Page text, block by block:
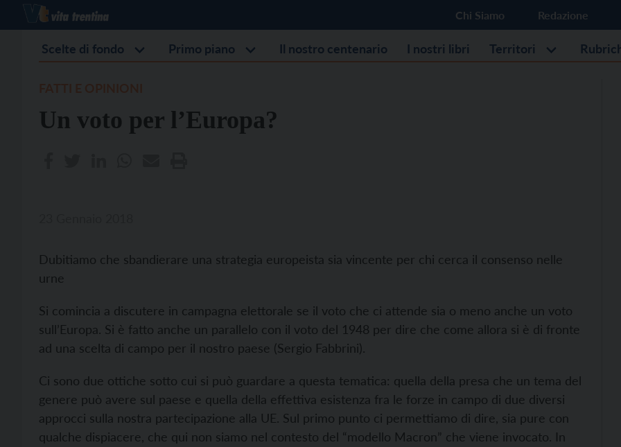
Chi Siamo Redazione
Scelte di fondo Primo piano Il nostro centenario I nostri libri Territori
Un voto per l’Europa?
Dubitiamo che sbandierare una strategia europeista sia vincente per chi cerca il consenso nelle
urne
Si comincia a discutere in campagna elettorale se il voto che ci attende sia o meno anche un voto
sull’Europa. Si è fatto anche un parallelo con il voto del 1948 per dire che come allora si è di fronte
ad una scelta di campo per il nostro paese (Sergio Fabbrini).
Ci sono due ottiche sotto cui si può guardare a questa tematica: quella della presa che un tema del
genere può avere sul paese e quella della effettiva esistenza fra le forze in campo di due diversi
approcci sulla nostra partecipazione alla UE. Sul primo punto ci permettiamo di dire, sia pure con
qualche dispiacere, che qui non siamo nel contesto del “modello Macron” che viene invocato. In